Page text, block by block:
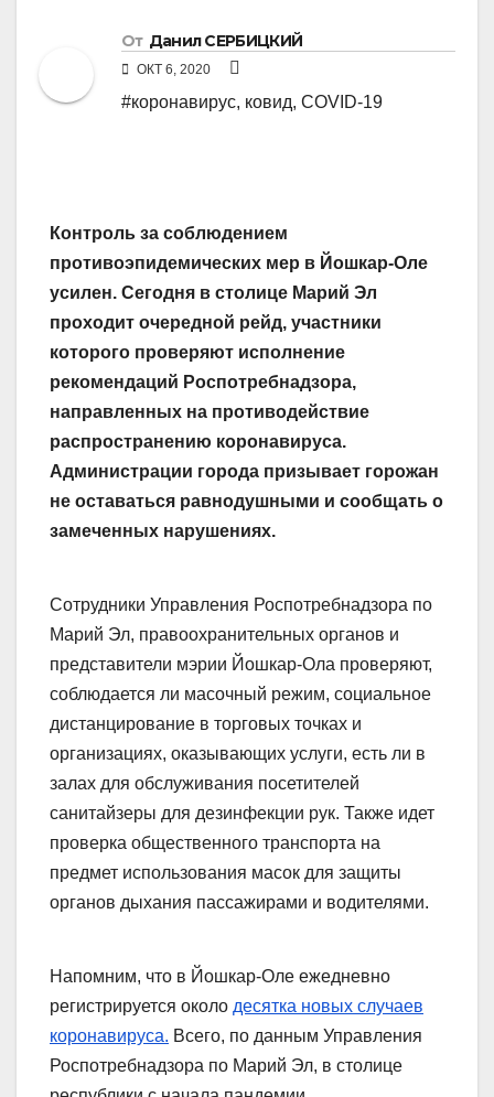
От Данил СЕРБИЦКИЙ
ОКТ 6, 2020
#коронавирус, ковид, COVID-19
Контроль за соблюдением
противоэпидемических мер в Йошкар-Оле
усилен. Сегодня в столице Марий Эл
проходит очередной рейд, участники
которого проверяют исполнение
рекомендаций Роспотребнадзора,
направленных на противодействие
распространению коронавируса.
Администрации города призывает горожан
не оставаться равнодушными и сообщать о
замеченных нарушениях.
Сотрудники Управления Роспотребнадзора по
Марий Эл, правоохранительных органов и
представители мэрии Йошкар-Ола проверяют,
соблюдается ли масочный режим, социальное
дистанцирование в торговых точках и
организациях, оказывающих услуги, есть ли в
залах для обслуживания посетителей
санитайзеры для дезинфекции рук. Также идет
проверка общественного транспорта на
предмет использования масок для защиты
органов дыхания пассажирами и водителями.
Напомним, что в Йошкар-Оле ежедневно
регистрируется около десятка новых случаев
коронавируса. Всего, по данным Управления
Роспотребнадзора по Марий Эл, в столице